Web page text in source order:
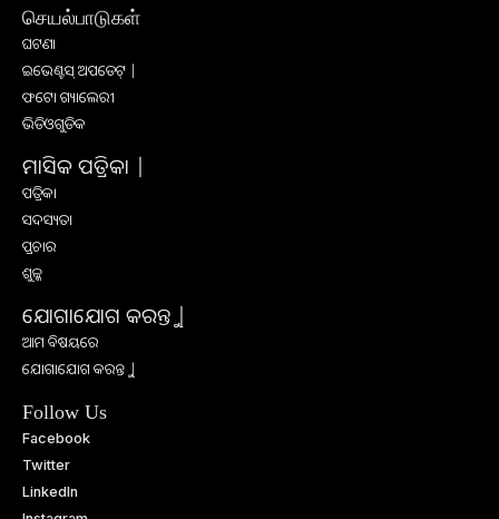
செயல்பாடுகள்
ଘଟଣା
ଇଭେଣ୍ଟସ୍ ଅପଡେଟ୍ |
ଫଟୋ ଗ୍ୟାଲେରୀ
ଭିଡିଓଗୁଡିକ
ମାସିକ ପତ୍ରିକା |
ପତ୍ରିକା
ସଦସ୍ୟତା
ପ୍ରଚାର
ଶୁଳ୍କ
ଯୋଗାଯୋଗ କରନ୍ତୁ |
ଆମ ବିଷୟରେ
ଯୋଗାଯୋଗ କରନ୍ତୁ |
Follow Us
Facebook
Twitter
LinkedIn